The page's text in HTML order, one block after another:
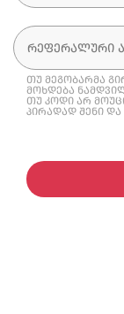
თუ მეგობარმა
მოხდება
თუ კოდი არ
პირადად შენი